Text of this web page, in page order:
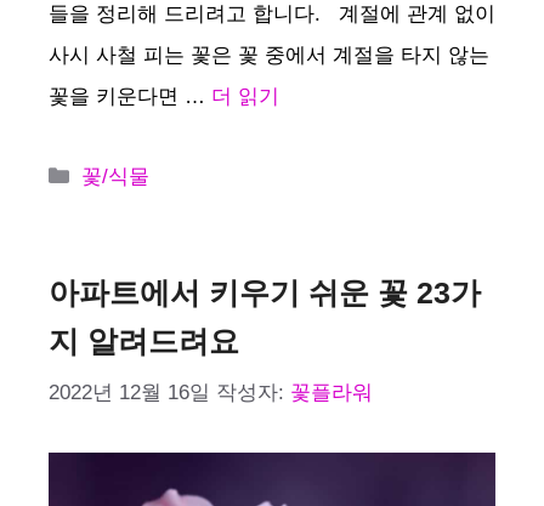
들을 정리해 드리려고 합니다. 계절에 관계 없이
사시 사철 피는 꽃은 꽃 중에서 계절을 타지 않는
꽃을 키운다면 … 더 읽기
카
꽃/식물
아파트에서 키우기 쉬운 꽃 23가
지 알려드려요
2022년 12월 16일 작성자: 꽃플라워